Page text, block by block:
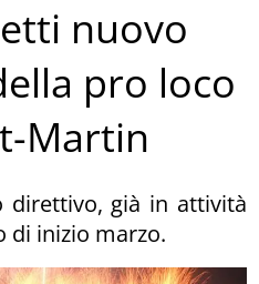
nuovo
pro loco
Martin
direttivo, già in attività
di inizio marzo.